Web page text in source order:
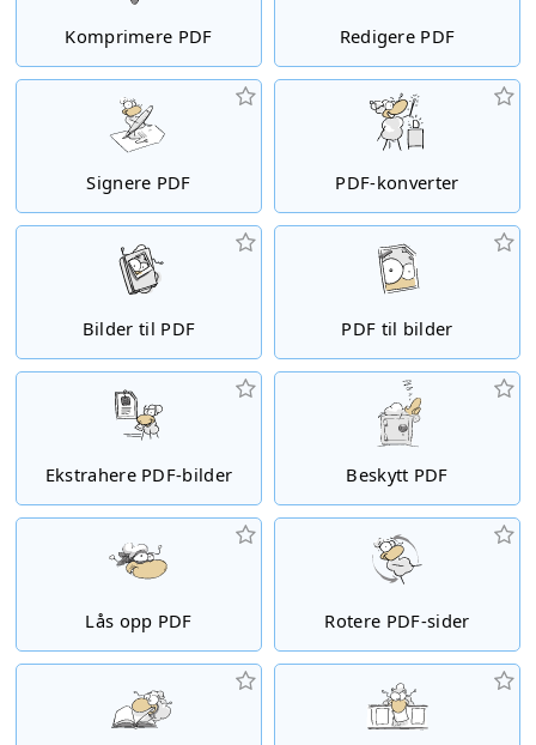
Komprimere PDF Redigere PDF
Signere PDF PDF-konverter
Bilder til PDF PDF til bilder
Ekstrahere PDF-bilder Beskytt PDF
Lås opp PDF Rotere PDF-sider